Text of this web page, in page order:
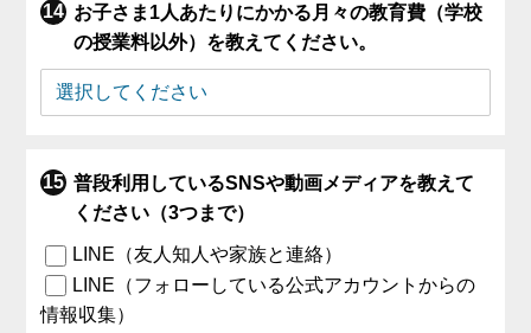
お子さま1人あたりにかかる月々の教育費（学校
の授業料以外）を教えてください。
普段利用しているSNSや動画メディアを教えて
ください（3つまで）
LINE（友人知人や家族と連絡）
LINE（フォローしている公式アカウントからの
情報収集）